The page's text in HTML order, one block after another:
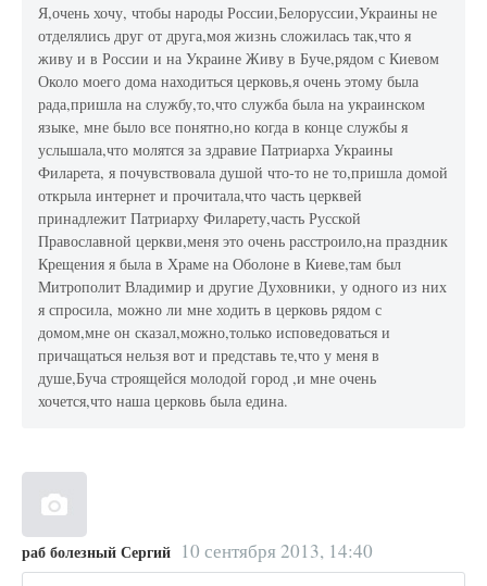
Я,очень хочу, чтобы народы России,Белоруссии,Украины не
отделялись друг от друга,моя жизнь сложилась так,что я
живу и в России и на Украине Живу в Буче,рядом с Киевом
Около моего дома находиться церковь,я очень этому была
рада,пришла на службу,то,что служба была на украинском
языке, мне было все понятно,но когда в конце службы я
услышала,что молятся за здравие Патриарха Украины
Филарета, я почувствовала душой что-то не то,пришла домой
открыла интернет и прочитала,что часть церквей
принадлежит Патриарху Филарету,часть Русской
Православной церкви,меня это очень расстроило,на праздник
Крещения я была в Храме на Оболоне в Киеве,там был
Митрополит Владимир и другие Духовники, у одного из них
я спросила, можно ли мне ходить в церковь рядом с
домом,мне он сказал,можно,только исповедоваться и
причащаться нельзя вот и представь те,что у меня в
душе,Буча строящейся молодой город ,и мне очень
хочется,что наша церковь была едина.
раб болезный Сергий 10 сентября 2013, 14:40